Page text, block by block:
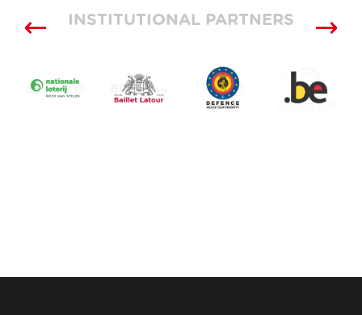
SUPPLIERS
INSTITUTIONAL PARTNERS